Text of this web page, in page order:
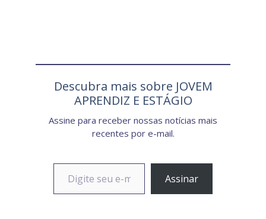
Descubra mais sobre JOVEM
APRENDIZ E ESTÁGIO
Assine para receber nossas notícias mais
recentes por e-mail.
Digite seu e-mail…
Assinar